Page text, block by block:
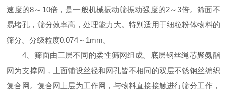
速度的8～10倍，是一般机械振动筛振动强度的2～3倍。筛面不
易堵孔，筛分效率高，处理能力大。特别适用于细粒粉体物料的
筛分。分级粒度0.074～1mm。
4、筛面由三层不同的柔性筛网组成。底层钢丝绳芯聚氨酯
网为支撑网，上面铺设丝径和网孔皆不相同的双层不锈钢丝编织
复合网。复合网上层为工作网，与物料直接接触进行筛分工作，